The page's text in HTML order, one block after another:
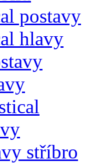
postavy
hlavy
stříbro